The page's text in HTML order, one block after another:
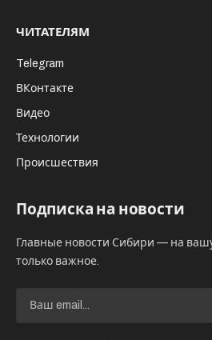
ЧИТАТЕЛЯМ
Telegram
ВКонтакте
Видео
Технологии
Происшествия
Подписка на новости
Главные новости Сибири — на
только важное.